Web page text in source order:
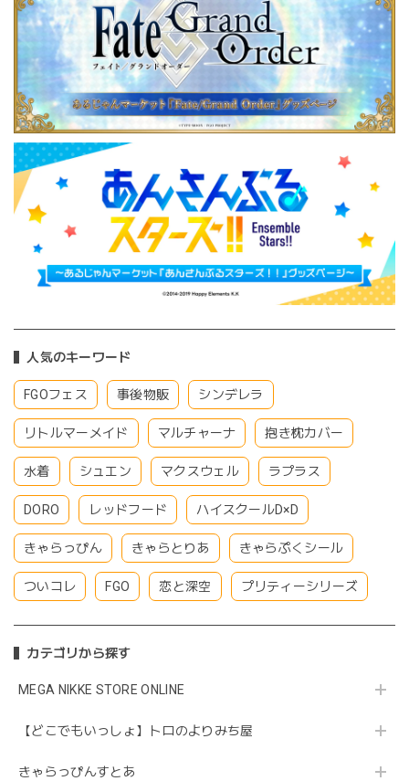
人気のキーワード
FGOフェス 事後物販 シンデレラ
リトルマーメイド マルチャーナ 抱き枕カバー
水着 シュエン マクスウェル ラプラス
DORO レッドフード ハイスクールD×D
きゃらっぴん きゃらとりあ きゃらぷくシール
ついコレ FGO 恋と深空 プリティーシリーズ
カテゴリから探す
MEGA NIKKE STORE ONLINE
【どこでもいっしょ】トロのよりみち屋
きゃらっぴんすとあ